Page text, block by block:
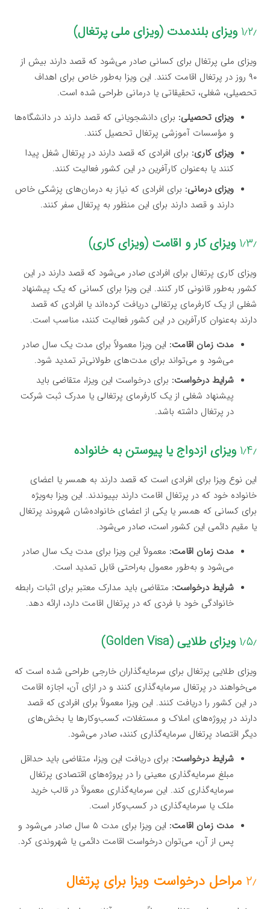
۱٫۲٫ ویزای بلندمدت (ویزای ملی پرتغال)
ویزای ملی پرتغال برای کسانی صادر می‌شود که قصد دارند بیش از
۹۰ روز در پرتغال اقامت کنند. این ویزا به‌طور خاص برای اهداف
تحصیلی، شغلی، تحقیقاتی یا درمانی طراحی شده است.
ویزای تحصیلی: برای دانشجویانی که قصد دارند در دانشگاه‌ها
و مؤسسات آموزشی پرتغال تحصیل کنند.
ویزای کاری: برای افرادی که قصد دارند در پرتغال شغل پیدا
کنند یا به‌عنوان کارآفرین در این کشور فعالیت کنند.
ویزای درمانی: برای افرادی که نیاز به درمان‌های پزشکی خاص
دارند و قصد دارند برای این منظور به پرتغال سفر کنند.
۱٫۳٫ ویزای کار و اقامت (ویزای کاری)
ویزای کاری پرتغال برای افرادی صادر می‌شود که قصد دارند در این
کشور به‌طور قانونی کار کنند. این ویزا برای کسانی که یک پیشنهاد
شغلی از یک کارفرمای پرتغالی دریافت کرده‌اند یا افرادی که قصد
دارند به‌عنوان کارآفرین در این کشور فعالیت کنند، مناسب است.
مدت زمان اقامت: این ویزا معمولاً برای مدت یک سال صادر
می‌شود و می‌تواند برای مدت‌های طولانی‌تر تمدید شود.
شرایط درخواست: برای درخواست این ویزا، متقاضی باید
پیشنهاد شغلی از یک کارفرمای پرتغالی یا مدرک ثبت شرکت
در پرتغال داشته باشد.
۱٫۴٫ ویزای ازدواج یا پیوستن به خانواده
این نوع ویزا برای افرادی است که قصد دارند به همسر یا اعضای
خانواده خود که در پرتغال اقامت دارند بپیوندند. این ویزا به‌ویژه
برای کسانی که همسر یا یکی از اعضای خانواده‌شان شهروند پرتغال
یا مقیم دائمی این کشور است، صادر می‌شود.
مدت زمان اقامت: معمولاً این ویزا برای مدت یک سال صادر
می‌شود و به‌طور معمول به‌راحتی قابل تمدید است.
شرایط درخواست: متقاضی باید مدارک معتبر برای اثبات رابطه
خانوادگی خود با فردی که در پرتغال اقامت دارد، ارائه دهد.
۱٫۵٫ ویزای طلایی (Golden Visa)
ویزای طلایی پرتغال برای سرمایه‌گذاران خارجی طراحی شده است که
می‌خواهند در پرتغال سرمایه‌گذاری کنند و در ازای آن، اجازه اقامت
در این کشور را دریافت کنند. این ویزا معمولاً برای افرادی که قصد
دارند در پروژه‌های املاک و مستغلات، کسب‌وکارها یا بخش‌های
دیگر اقتصاد پرتغال سرمایه‌گذاری کنند، صادر می‌شود.
شرایط درخواست: برای دریافت این ویزا، متقاضی باید حداقل
مبلغ سرمایه‌گذاری معینی را در پروژه‌های اقتصادی پرتغال
سرمایه‌گذاری کند. این سرمایه‌گذاری معمولاً در قالب خرید
ملک یا سرمایه‌گذاری در کسب‌وکار است.
مدت زمان اقامت:
این ویزا برای مدت ۵ سال صادر می‌شود و
پس از آن، می‌توان درخواست اقامت دائمی یا شهروندی کرد.
۲٫ مراحل درخواست ویزا برای پرتغال